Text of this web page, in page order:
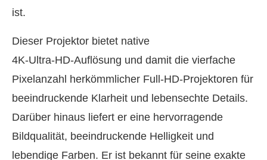
ist.
Dieser Projektor bietet native
4K‑Ultra‑HD‑Auflösung und damit die vierfache
Pixelanzahl herkömmlicher Full‑HD‑Projektoren für
beeindruckende Klarheit und lebensechte Details.
Darüber hinaus liefert er eine hervorragende
Bildqualität, beeindruckende Helligkeit und
lebendige Farben. Er ist bekannt für seine exakte